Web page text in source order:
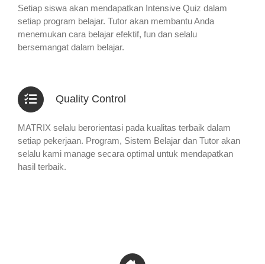
Setiap siswa akan mendapatkan Intensive Quiz dalam
setiap program belajar. Tutor akan membantu Anda
menemukan cara belajar efektif, fun dan selalu
bersemangat dalam belajar.
Quality Control
MATRIX selalu berorientasi pada kualitas terbaik dalam
setiap pekerjaan. Program, Sistem Belajar dan Tutor akan
selalu kami manage secara optimal untuk mendapatkan
hasil terbaik.